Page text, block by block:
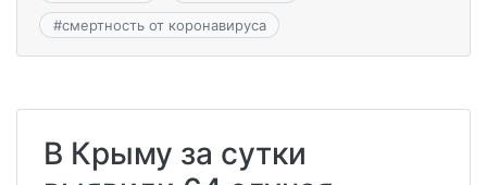
#смертность от коронавируса
В Крыму за сутки